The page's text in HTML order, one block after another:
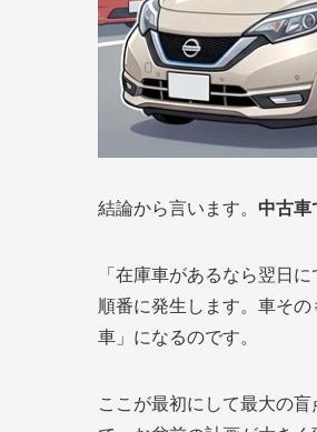
結論から言います。 中古車
「在庫車があるなら翌日
順番に発生します。車そ
車」になるのです。
ここが最初にして最大の